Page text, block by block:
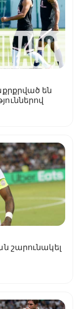
են
շարունակել